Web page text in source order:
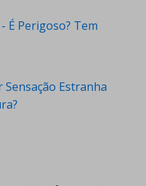
É Perigoso? Tem
Sensação Estranha